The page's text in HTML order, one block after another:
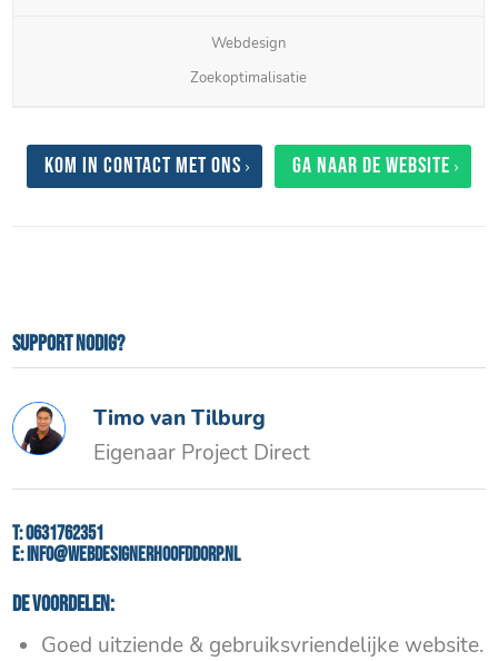
Webdesign
Zoekoptimalisatie
Kom in contact met ons Ga naar de website
Support nodig?
Timo van Tilburg
Eigenaar Project Direct
T:0631762351
E:info@webdesignerhoofddorp.nl
De voordelen:
Goed uitziende & gebruiksvriendelijke website.